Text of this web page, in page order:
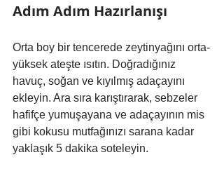
Adım Adım Hazırlanışı
Orta boy bir tencerede zeytinyağını orta-
yüksek ateşte ısıtın. Doğradığınız
havuç, soğan ve kıyılmış adaçayını
ekleyin. Ara sıra karıştırarak, sebzeler
hafifçe yumuşayana ve adaçayının mis
gibi kokusu mutfağınızı sarana kadar
yaklaşık 5 dakika soteleyin.